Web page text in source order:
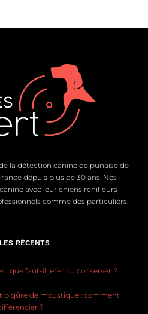
la détection canine de punaise de
depuis plus de 30 ans. Nos
avec leur chiens renifleurs
comme des particuliers.
RÉCENTS
: que faut-il jeter ou conserver ?
piqûre de moustique : comment
?